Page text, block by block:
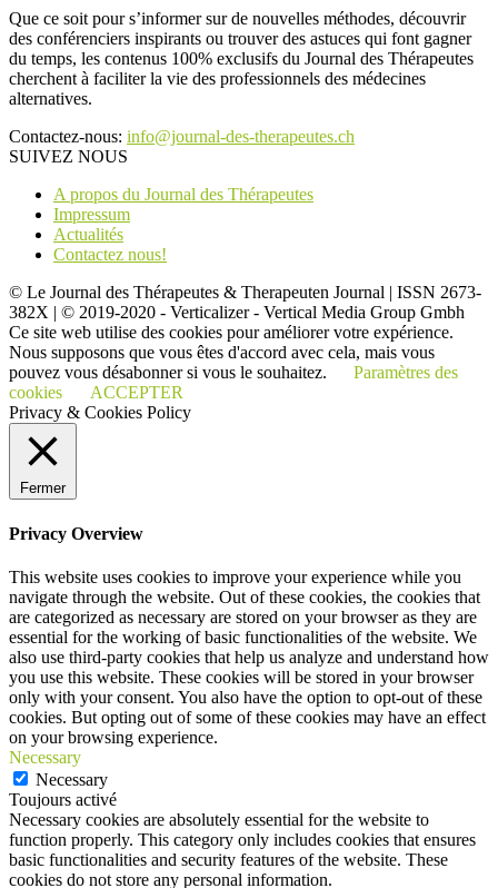
Que ce soit pour s’informer sur de nouvelles méthodes, découvrir
des conférenciers inspirants ou trouver des astuces qui font gagner
du temps, les contenus 100% exclusifs du Journal des Thérapeutes
cherchent à faciliter la vie des professionnels des médecines
alternatives.
Contactez-nous: info@journal-des-therapeutes.ch
SUIVEZ NOUS
A propos du Journal des Thérapeutes
Impressum
Actualités
Contactez nous!
© Le Journal des Thérapeutes & Therapeuten Journal | ISSN 2673-
382X | © 2019-2020 - Verticalizer - Vertical Media Group Gmbh
Ce site web utilise des cookies pour améliorer votre expérience.
Nous supposons que vous êtes d'accord avec cela, mais vous
pouvez vous désabonner si vous le souhaitez.
Paramètres des
cookies
ACCEPTER
Privacy & Cookies Policy
Fermer
Privacy Overview
This website uses cookies to improve your experience while you
navigate through the website. Out of these cookies, the cookies that
are categorized as necessary are stored on your browser as they are
essential for the working of basic functionalities of the website. We
also use third-party cookies that help us analyze and understand how
you use this website. These cookies will be stored in your browser
only with your consent. You also have the option to opt-out of these
cookies. But opting out of some of these cookies may have an effect
on your browsing experience.
Necessary
Necessary
Toujours activé
Necessary cookies are absolutely essential for the website to
function properly. This category only includes cookies that ensures
basic functionalities and security features of the website. These
cookies do not store any personal information.